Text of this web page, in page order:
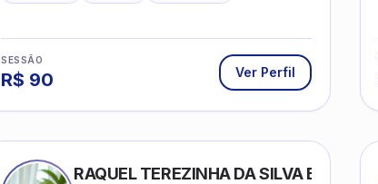
SESSÃO
R$ 90 Ver Perfil
RAQUEL TEREZINHA DA SILVA BIONDI